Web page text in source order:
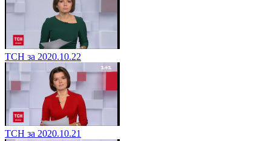
ТСН за 2020.10.22
ТСН за 2020.10.21